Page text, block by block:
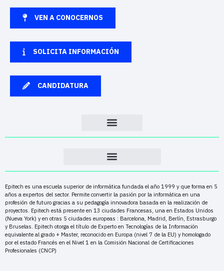
VEN A CONOCERNOS
SOLICITA INFORMACIÓN
CANDIDATURA
Epitech es una escuela superior de informática fundada el año 1999 y que forma en 5
años a expertos del sector. Permite convertir la pasión por la informática en una
profesión de futuro gracias a su pedagogía innovadora basada en la realización de
proyectos. Epitech está presente en 13 ciudades Francesas, una en Estados Unidos
(Nueva York) y en otras 5 ciudades europeas : Barcelona, Madrid, Berlín, Estrasburgo
y Bruselas. Epitech otorga el título de Experto en Tecnologías de la Información
equivalente al grado + Master, reconocido en Europa (nivel 7 de la EU) y homologado
por el estado Francés en el Nivel 1 en la Comisión Nacional de Certificaciones
Profesionales (CNCP)